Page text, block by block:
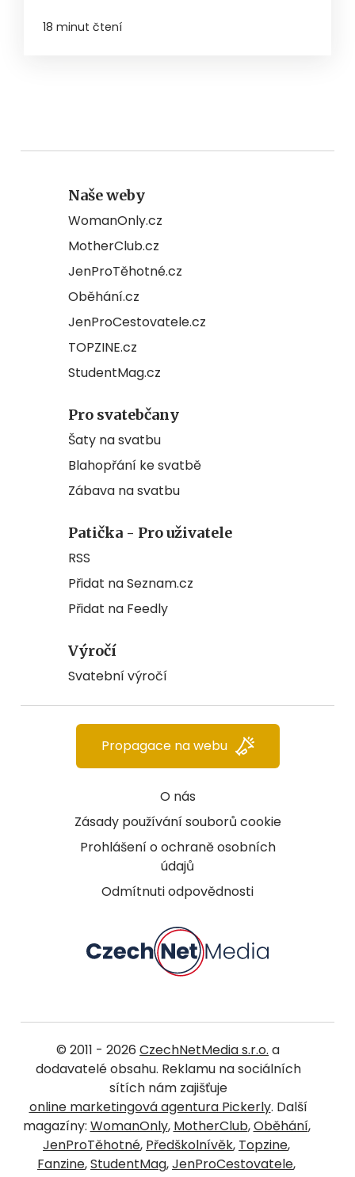
18 minut čtení
Naše weby
WomanOnly.cz
MotherClub.cz
JenProTěhotné.cz
Oběhání.cz
JenProCestovatele.cz
TOPZINE.cz
StudentMag.cz
Pro svatebčany
Šaty na svatbu
Blahopřání ke svatbě
Zábava na svatbu
Patička - Pro uživatele
RSS
Přidat na Seznam.cz
Přidat na Feedly
Výročí
Svatební výročí
O nás
Zásady používání souborů cookie
Prohlášení o ochraně osobních
údajů
Odmítnuti odpovědnosti
Propagace na webu
© 2011 - 2026 CzechNetMedia s.r.o. a
dodavatelé obsahu. Reklamu na sociálních
sítích nám zajišťuje
online marketingová agentura Pickerly. Další
magazíny: WomanOnly, MotherClub,Oběhání,
JenProTěhotné, Předškolnívěk, Topzine,
Fanzine,StudentMag,JenProCestovatele,